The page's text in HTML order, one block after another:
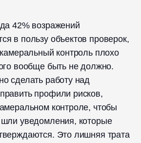
42% возражений
в пользу объектов проверок,
камеральный контроль плохо
вообще быть не должно.
сделать работу над
профили рисков,
контроле, чтобы
шли уведомления, которые
Это лишняя трата